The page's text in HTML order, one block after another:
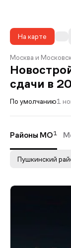
На карте
Москва и
сдачи в
По умолчанию1
Районы МО1
Пушкинский